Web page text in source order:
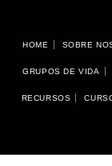
HOME SOBRE
GRUPOS DE VIDA
RECURSOS